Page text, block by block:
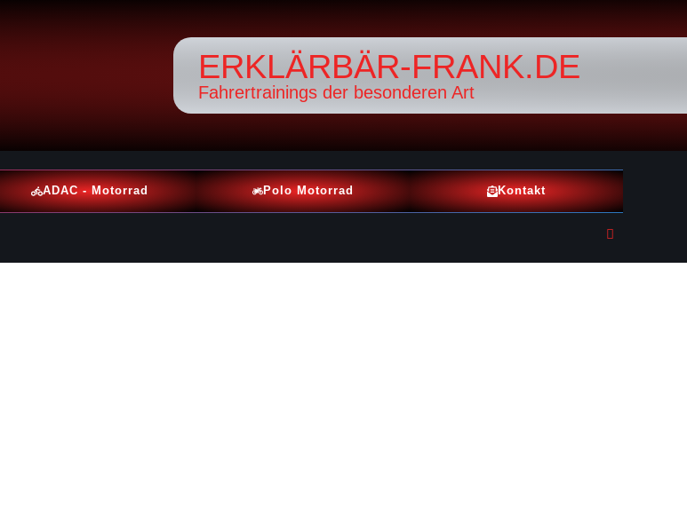
ERKLÄRBÄR-FRANK.DE
Fahrertrainings der besonderen Art
ADAC - Motorrad Polo Motorrad Kontakt